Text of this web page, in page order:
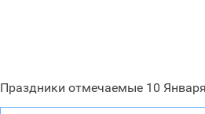
Праздники отмечаемые 10